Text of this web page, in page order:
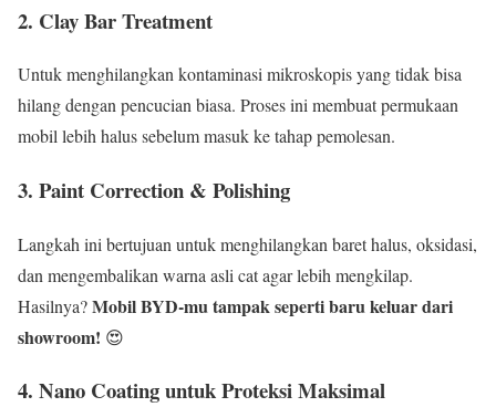
2. Clay Bar Treatment
Untuk menghilangkan kontaminasi mikroskopis yang tidak bisa
hilang dengan pencucian biasa. Proses ini membuat permukaan
mobil lebih halus sebelum masuk ke tahap pemolesan.
3. Paint Correction & Polishing
Langkah ini bertujuan untuk menghilangkan baret halus, oksidasi,
dan mengembalikan warna asli cat agar lebih mengkilap.
Hasilnya?Mobil BYD-mu tampak seperti baru keluar dari
showroom! 😍
4. Nano Coating untuk Proteksi Maksimal